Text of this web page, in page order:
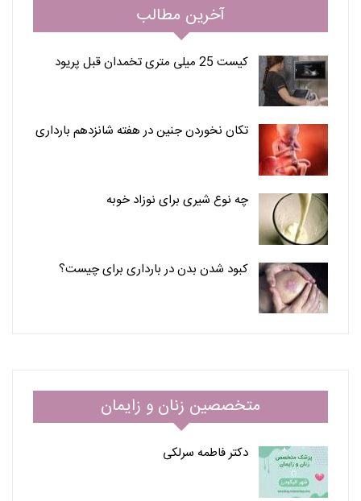
آخرین مطالب
کیست 25 میلی متری تخمدان قبل پریود
تکان نخوردن جنین در هفته شانزدهم بارداری
چه نوع شیری برای نوزاد خوبه
کبود شدن بدن در بارداری برای چیست؟
متخصصین زنان و زایمان
دکتر فاطمه سرلکی